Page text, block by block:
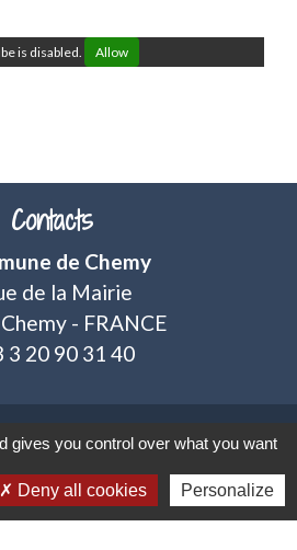
is disabled. Allow
Contacts
de Chemy
de la Mairie
- FRANCE
3 20 90 31 40
Politique de confidentialité -
- Plan du site -
gives you control over what you want
Deny all cookies Personalize